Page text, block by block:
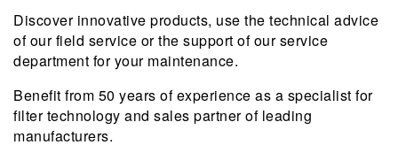
Discover innovative products, use the technical advice
of our field service or the support of our service
department for your maintenance.
Benefit from 50 years of experience as a specialist for
filter technology and sales partner of leading
manufacturers.